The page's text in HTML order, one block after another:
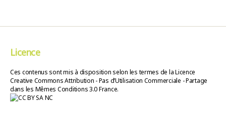
Licence
Ces contenus sont mis à disposition selon les termes de la Licence
Creative Commons Attribution - Pas d’Utilisation Commerciale - Partage
dans les Mêmes Conditions 3.0 France.